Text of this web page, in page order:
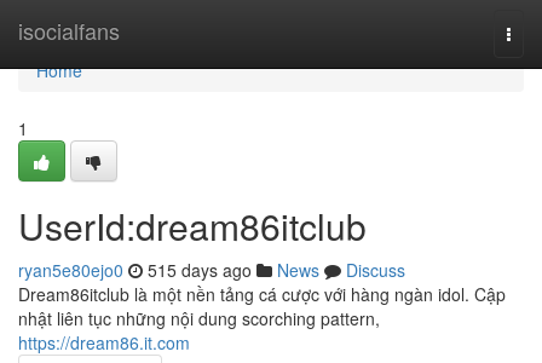
isocialfans
Home
Home
1
UserId:dream86itclub
ryan5e80ejo0 515 days ago News
Discuss
Dream86itclub là một nền tảng cá cược với hàng ngàn idol. Cập
nhật liên tục những nội dung scorching pattern,
https://dream86.it.com